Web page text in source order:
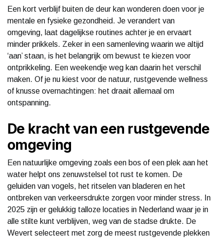
Een kort verblijf buiten de deur kan wonderen doen voor je
mentale en fysieke gezondheid. Je verandert van
omgeving, laat dagelijkse routines achter je en ervaart
minder prikkels. Zeker in een samenleving waarin we altijd
‘aan’ staan, is het belangrijk om bewust te kiezen voor
ontprikkeling. Een weekendje weg kan daarin het verschil
maken. Of je nu kiest voor de natuur, rustgevende wellness
of knusse overnachtingen: het draait allemaal om
ontspanning.
De kracht van een rustgevende
omgeving
Een natuurlijke omgeving zoals een bos of een plek aan het
water helpt ons zenuwstelsel tot rust te komen. De
geluiden van vogels, het ritselen van bladeren en het
ontbreken van verkeersdrukte zorgen voor minder stress. In
2025 zijn er gelukkig talloze locaties in Nederland waar je in
alle stilte kunt verblijven, weg van de stadse drukte. De
Wevert selecteert met zorg de meest rustgevende plekken